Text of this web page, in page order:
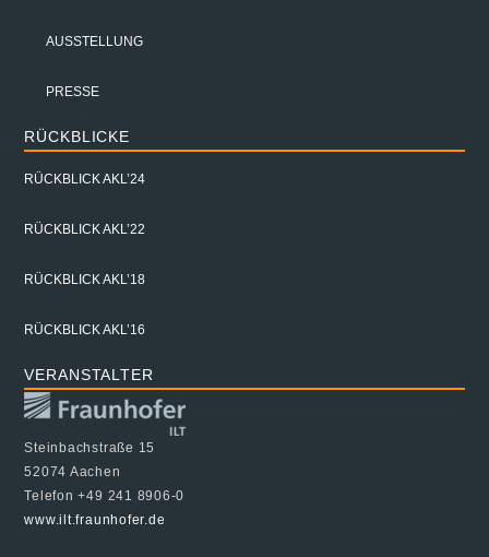
AUSSTELLUNG
PRESSE
RÜCKBLICKE
RÜCKBLICK AKL’24
RÜCKBLICK AKL’22
RÜCKBLICK AKL’18
RÜCKBLICK AKL’16
VERANSTALTER
Steinbachstraße 15
52074 Aachen
Telefon +49 241 8906-0
www.ilt.fraunhofer.de